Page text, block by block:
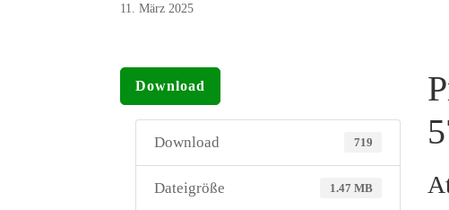
11. März 2025
Download
Download 719
Dateigröße 1.47 MB